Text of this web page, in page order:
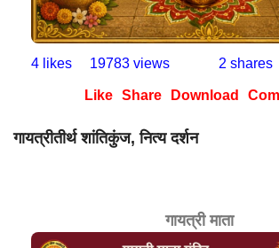
4 likes 19783 views 2 shares
Like Share Download
गायत्रीतीर्थ शांतिकुंज, नित्य दर्शन
गायत्री माता